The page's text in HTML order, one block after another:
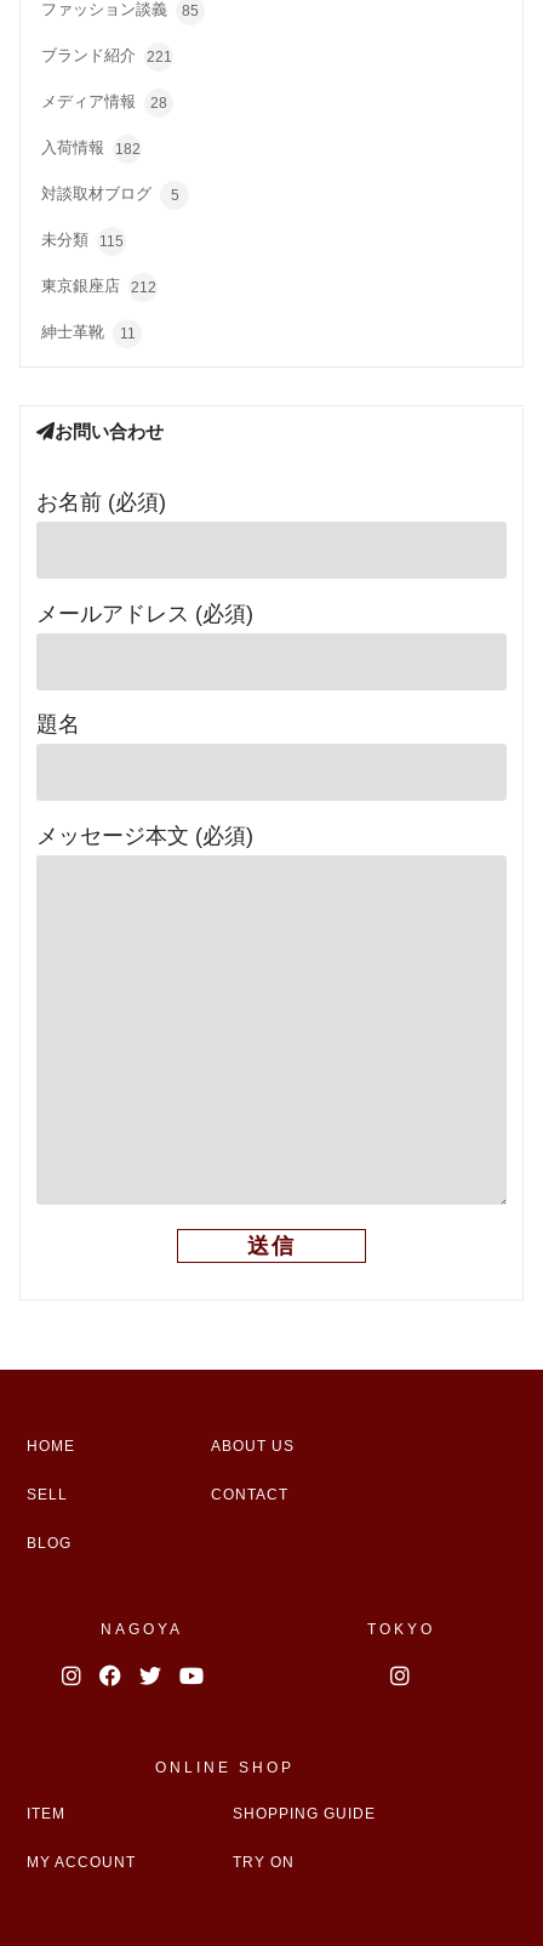
ファッション談義 85
ブランド紹介 221
メディア情報 28
入荷情報 182
対談取材ブログ 5
未分類 115
東京銀座店 212
紳士革靴 11
お問い合わせ
お名前 (必須)
メールアドレス (必須)
題名
メッセージ本文 (必須)
HOME ABOUT US
SELL CONTACT
BLOG
NAGOYA TOKYO
ONLINE SHOP
ITEM SHOPPING GUIDE
MY ACCOUNT TRY ON